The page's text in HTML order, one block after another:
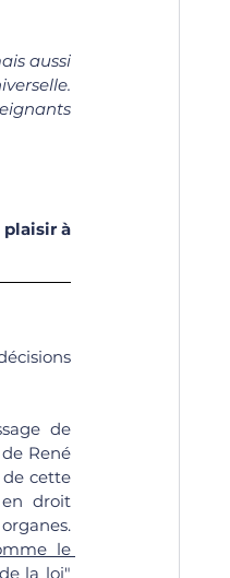
aussi
plaisir à
de
René
cette
droit
le
la loi"